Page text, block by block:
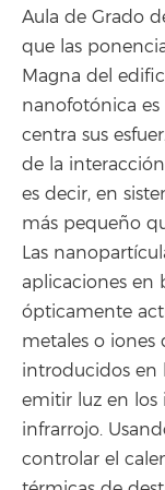
Aula de Grado
que las
Magna del
nanofotónica
centra sus
de la
es decir, en
más pequeño
Las
aplicaciones en
ópticamente
metales o iones
introducidos en
emitir luz en los
infrarrojo.
controlar el